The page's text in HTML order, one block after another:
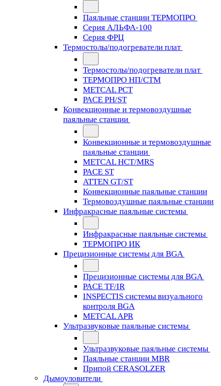
Паяльные станции ТЕРМОПРО
Серия АЛЬФА-100
Серия ФРЦ
Термостолы/подогреватели плат
Термостолы/подогреватели плат
ТЕРМОПРО НП/СТМ
METCAL PCT
PACE PH/ST
Конвекционные и термовоздушные
паяльные станции
Конвекционные и термовоздушные
паяльные станции
METCAL HCT/MRS
PACE ST
ATTEN GT/ST
Конвекционные паяльные станции
Термовоздушные паяльные станции
Инфракрасные паяльные системы
Инфракрасные паяльные системы
ТЕРМОПРО ИК
Прецизионные системы для BGA
Прецизионные системы для BGA
PACE TF/IR
INSPECTIS системы визуального
контроля BGA
METCAL APR
Ультразвуковые паяльные системы
Ультразвуковые паяльные системы
Паяльные станции MBR
Припой CERASOLZER
Дымоуловители